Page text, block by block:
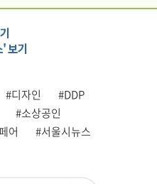
보기
#디자인
#DDP
#소상공인
어
#서울시뉴스